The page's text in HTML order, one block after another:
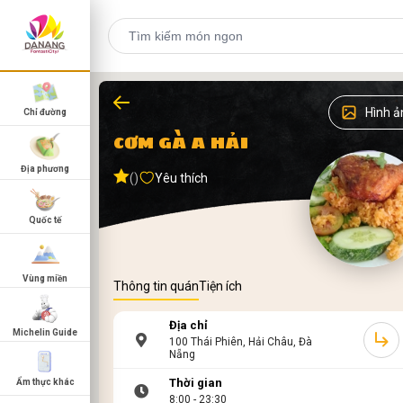
Chỉ đường
Địa phương
Quốc tế
Vùng miền
Michelin Guide
Ẩm thực khác
Hình
CƠM GÀ A HẢI
() Yêu thích
Thông tin quánTiện ích
Địa chỉ
100 Thái Phiên, Hải Châu, Đà
Nẵng
Thời gian
8:00 - 23:30